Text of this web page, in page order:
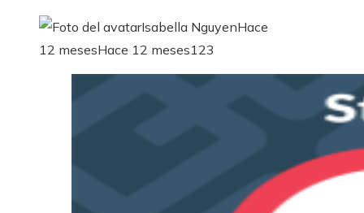
Isabella NguyenHace
12 mesesHace 12 meses123